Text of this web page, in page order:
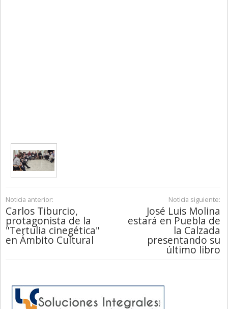
Noticia anterior:
Carlos Tiburcio,
protagonista de la
"Tertulia cinegética"
en Ámbito Cultural
Noticia siguiente:
José Luis Molina
estará en Puebla de
la Calzada
presentando su
último libro